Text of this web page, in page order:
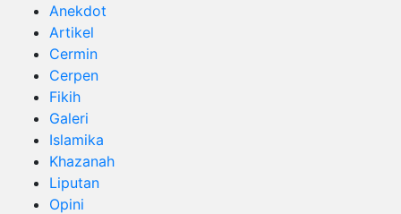
Anekdot
Artikel
Cermin
Cerpen
Fikih
Galeri
Islamika
Khazanah
Liputan
Opini